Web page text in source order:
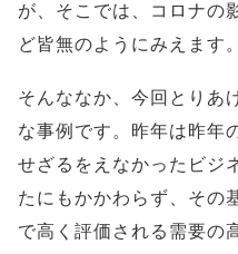
が、そこでは、コロナの
ど皆無のようにみえます。
そんななか、今回とりあ
な事例です。昨年は昨年
せざるをえなかったビジ
たにもかかわらず、その
で高く評価される需要の